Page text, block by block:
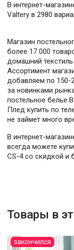
В интернет-
Valtery в 2980
Магазин
более 17 000
домашний текстиль
Ассортимент
добавляем по 150-
за новинками
постельное белье
Плед купить по
не займет много
В интернет-
всегда можете
CS-4 со скидкой и
Товары в
закончился